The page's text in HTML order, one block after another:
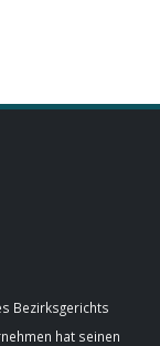
Bezirksgerichts
hat seinen